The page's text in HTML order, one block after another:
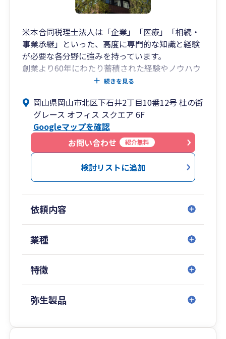
米本合同税理士法人は「企業」「医療」「相続・
事業承継」といった、高度に専門的な知識と経験
が必要な各分野に強みを持っています。
創業より60年にわたり蓄積された経験やノウハウ
を活かすとともに、各分野における経験豊富なス
供いたします。
米本合同税理士法人 岡山事務所は、岡山の地にお
いて1951年より櫻井会計事務所（後身、みどり合
同会計）として開業し、
2012年7月に米本合同税理士法人へ事業譲渡を行
いました。現在は「杜の街グレース オフィス スク
岡山事務所スタッフの平均年齢は30代と若いメン
バーが多く中四国エリア全域に関与先を有してお
り、県内・県外問わず、毎月の訪問に加え、オン
岡山事務所では、中長期計画の策定支援により事
業計画を更に具体化し、面談時には対計画比で損
続きを見る
岡山県岡山市北区下石井2丁目10番12号 杜の街
グレース オフィス スクエア 6F
Googleマップを確認
お問い合わせ
紹介無料
検討リストに追加
依頼内容
業種
特徴
弥生製品